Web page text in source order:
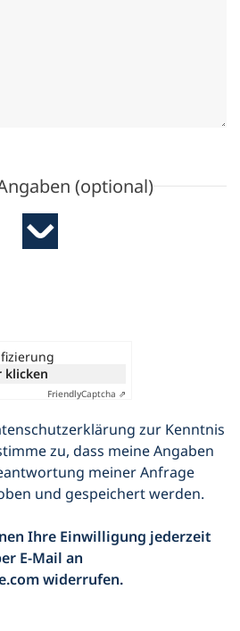
(optional)
(FIN)
klicken
FriendlyCaptcha ⇗
zur Kenntnis
zu, dass meine Angaben
meiner Anfrage
und gespeichert werden.
Ihre Einwilligung jederzeit
E-Mail an
widerrufen.